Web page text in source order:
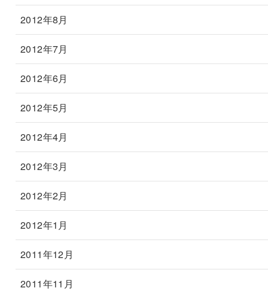
2012年8月
2012年7月
2012年6月
2012年5月
2012年4月
2012年3月
2012年2月
2012年1月
2011年12月
2011年11月